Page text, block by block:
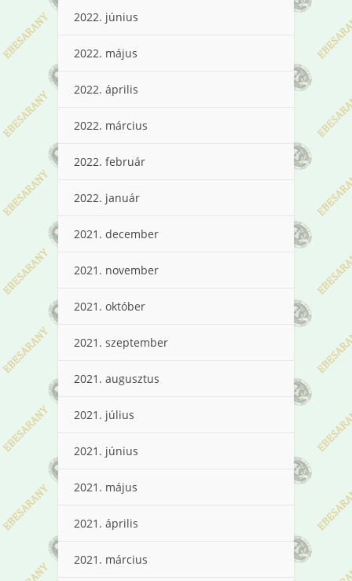
2022. június
2022. május
2022. április
2022. március
2022. február
2022. január
2021. december
2021. november
2021. október
2021. szeptember
2021. augusztus
2021. július
2021. június
2021. május
2021. április
2021. március